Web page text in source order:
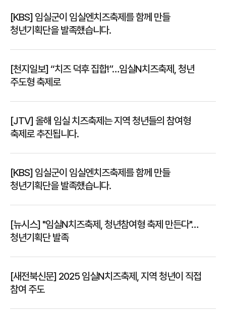
[KBS] 임실군이 임실엔치즈축제를 함께 만들
청년기획단을 발족했습니다.
[천지일보] “치즈 덕후 집합!”…임실N치즈축제, 청년
주도형 축제로
[JTV] 올해 임실 치즈축제는 지역 청년들의 참여형
축제로 추진됩니다.
[KBS] 임실군이 임실엔치즈축제를 함께 만들
청년기획단을 발족했습니다.
[뉴시스] "임실N치즈축제, 청년참여형 축제 만든다"…
청년기획단 발족
[새전북신문] 2025 임실N치즈축제, 지역 청년이 직접
참여 주도